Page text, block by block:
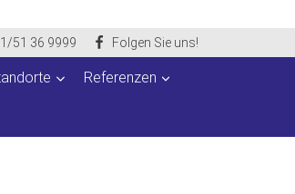
51 36 9999 Folgen Sie uns!
Referenzen